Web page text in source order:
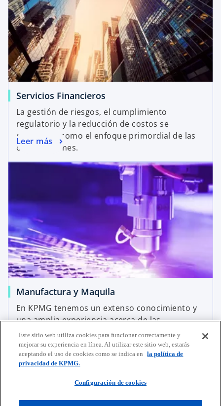
Servicios Financieros
La gestión de riesgos, el cumplimiento
regulatorio y la reducción de costos se
mantienen como el enfoque primordial de las
organizaciones.
Leer más
Manufactura y Maquila
En KPMG tenemos un extenso conocimiento y
una amplia experiencia acerca de las
necesidades de las industrias manufacturera y
maquiladora.
Leer más
Contacta con nosotros
Este sitio web utiliza cookies para funcionar correctamente y
mejorar su experiencia en línea. Al utilizar este sitio web, estarás
aceptando el uso de cookies como se indica en
la política de
privacidad de KPMG.
Configuración de cookies